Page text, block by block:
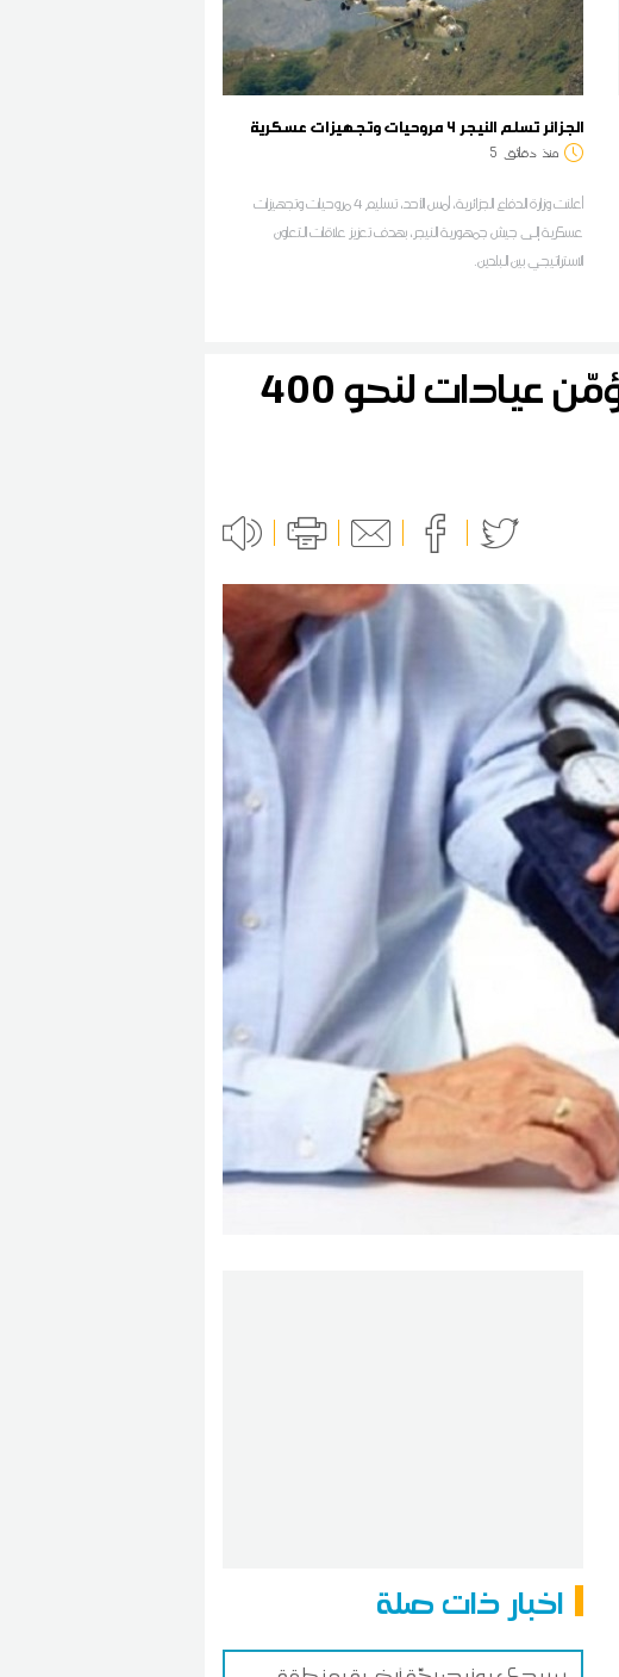
الجزائر تسلم النيجر 4 مروحيات وتجهيزات عسكرية
منذ دقائق 5
أعلنت وزارة الدفاع الجزائرية، أمس الأحد، تسليم 4 مروحيات وتجهيزات
عسكرية إلى جيش جمهورية النيجر، بهدف تعزيز علاقات التعاون
الاستراتيجي بين البلدين.
المهدية: قافلة صحية متعددة الاختصاصات تؤمّن عيادات لنحو 400
اخبار ذات صلة